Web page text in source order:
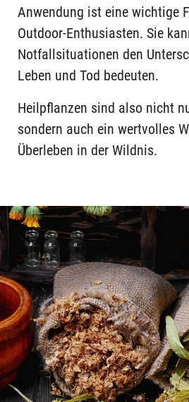
Anwendung ist eine wichtige
Outdoor-Enthusiasten. Sie
Notfallsituationen den
Leben und Tod bedeuten.
Heilpflanzen sind also nicht
sondern auch ein wertvolles
Überleben in der Wildnis.